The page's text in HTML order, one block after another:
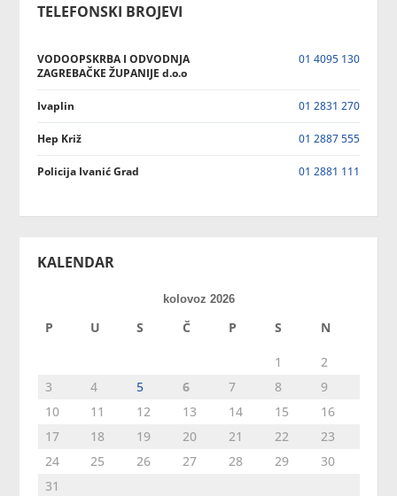
TELEFONSKI BROJEVI
VODOOPSKRBA I ODVODNJA
ZAGREBAČKE ŽUPANIJE d.o.o
01 4095 130
Ivaplin 01 2831 270
Hep Križ 01 2887 555
Policija Ivanić Grad 01 2881 111
KALENDAR
kolovoz 2026
P U S Č P S N
1
2
3
4 5 6 7 8
9
10
11 12 13 14 15
16
17
18 19 20 21 22
23
24
25 26 27 28 29
30
31